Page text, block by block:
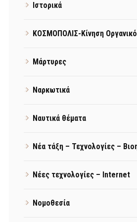
Ιστορικά
ΚΟΣΜΟΠΟΛΙΣ-Κίνηση
Μάρτυρες
Ναρκωτικά
Ναυτικά θέματα
Νέα τάξη – Τεχνολογίες –
Νέες τεχνολογίες – Internet
Νομοθεσία